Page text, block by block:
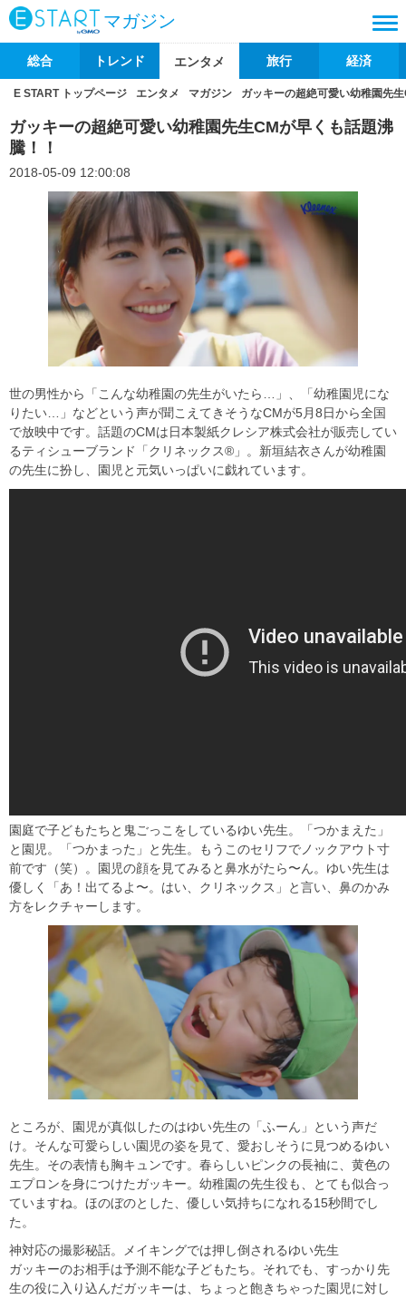
マガジン
総合 トレンド エンタメ 旅行 経済
E START トップページ エンタメ マガジン ガッキーの超絶可愛い幼稚園先
ガッキーの超絶可愛い幼稚園先生CMが早くも話題沸
騰！！
2018-05-09 12:00:08
世の男性から「こんな幼稚園の先生がいたら…」、「幼稚園児にな
りたい…」などという声が聞こえてきそうなCMが5月8日から全国
で放映中です。話題のCMは日本製紙クレシア株式会社が販売してい
るティシューブランド「クリネックス®」。新垣結衣さんが幼稚園
の先生に扮し、園児と元気いっぱいに戯れています。
園庭で子どもたちと鬼ごっこをしているゆい先生。「つかまえた」
と園児。「つかまった」と先生。もうこのセリフでノックアウト寸
前です（笑）。園児の顔を見てみると鼻水がたら〜ん。ゆい先生は
優しく「あ！出てるよ〜。はい、クリネックス」と言い、鼻のかみ
方をレクチャーします。
ところが、園児が真似したのはゆい先生の「ふーん」という声だ
け。そんな可愛らしい園児の姿を見て、愛おしそうに見つめるゆい
先生。その表情も胸キュンです。春らしいピンクの長袖に、黄色の
エプロンを身につけたガッキー。幼稚園の先生役も、とても似合っ
ていますね。ほのぼのとした、優しい気持ちになれる15秒間でし
た。
神対応の撮影秘話。メイキングでは押し倒されるゆい先生
ガッキーのお相手は予測不能な子どもたち。それでも、すっかり先
生の役に入り込んだガッキーは、ちょっと飽きちゃった園児に対し